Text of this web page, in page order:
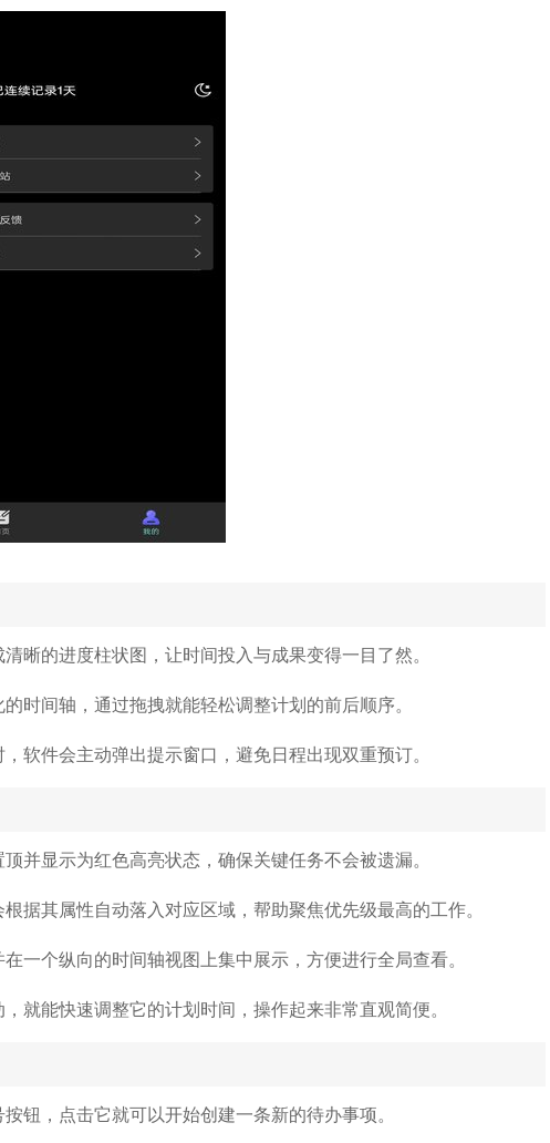
晰的进度柱状图，让时间投入与成果变得一目了然。
时间轴，通过拖拽就能轻松调整计划的前后顺序。
软件会主动弹出提示窗口，避免日程出现双重预订。
并显示为红色高亮状态，确保关键任务不会被遗漏。
据其属性自动落入对应区域，帮助聚焦优先级最高的工作。
一个纵向的时间轴视图上集中展示，方便进行全局查看。
就能快速调整它的计划时间，操作起来非常直观简便。
钮，点击它就可以开始创建一条新的待办事项。